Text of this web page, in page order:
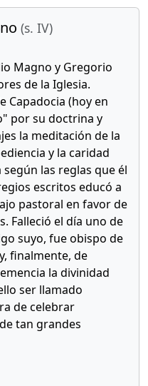
(s. IV)
Magno y Gregorio
de la Iglesia.
Capadocia (hoy en
por su doctrina y
la meditación de la
y la caridad
las reglas que él
escritos educó a
pastoral en favor de
Falleció el día uno de
suyo, fue obispo de
finalmente, de
la divinidad
ser llamado
de celebrar
tan grandes